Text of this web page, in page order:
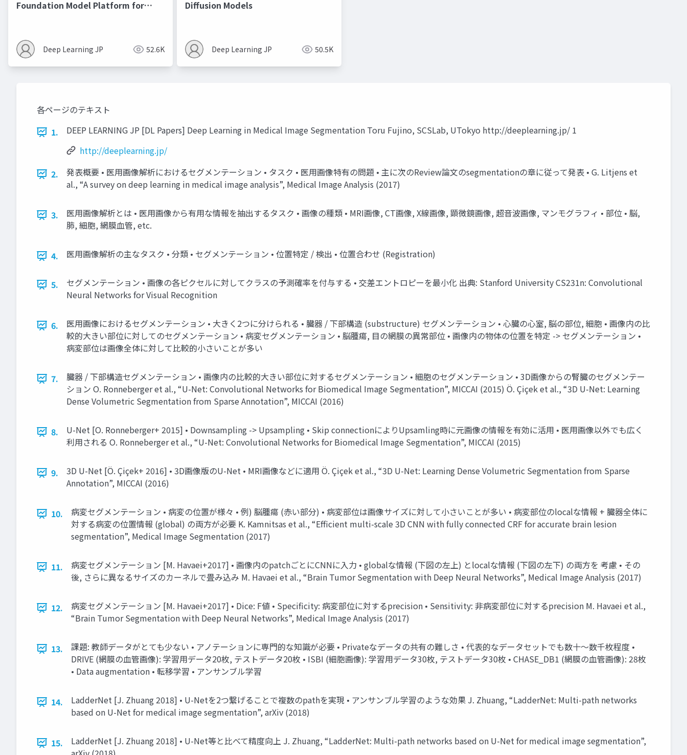
Foundation Model Platform for
Deep Learning JP 52.6K
Diffusion Models
Deep Learning JP 50.5K
各ページのテキスト
1.
DEEP LEARNING JP [DL Papers] Deep Learning in Medical Image Segmentation Toru Fujino, SCSLab, UTokyo http://deeplearning.jp/ 1
http://deeplearning.jp/
2.
発表概要 • 医用画像解析におけるセグメンテーション • タスク • 医用画像特有の問題 • 主に次のReview論文のsegmentationの章に従って発表 • G. Litjens et
al., “A survey on deep learning in medical image analysis”, Medical Image Analysis (2017)
3.
医用画像解析とは • 医用画像から有用な情報を抽出するタスク • 画像の種類 • MRI画像, CT画像, X線画像, 顕微鏡画像, 超音波画像, マンモグラフィ • 部位 • 脳,
肺, 細胞, 網膜血管, etc.
4. 医用画像解析の主なタスク • 分類 • セグメンテーション • 位置特定 / 検出 • 位置合わせ (Registration)
5.
セグメンテーション • 画像の各ピクセルに対してクラスの予測確率を付与する • 交差エントロピーを最小化 出典: Stanford University CS231n: Convolutional
Neural Networks for Visual Recognition
6.
医用画像におけるセグメンテーション • 大きく2つに分けられる • 臓器 / 下部構造 (substructure) セグメンテーション • 心臓の心室, 脳の部位, 細胞 • 画像内の比
較的大きい部位に対してのセグメンテーション • 病変セグメンテーション • 脳腫瘍, 目の網膜の異常部位 • 画像内の物体の位置を特定 -> セグメンテーション •
病変部位は画像全体に対して比較的小さいことが多い
7.
臓器 / 下部構造セグメンテーション • 画像内の比較的大きい部位に対するセグメンテーション • 細胞のセグメンテーション • 3D画像からの腎臓のセグメンテー
ション O. Ronneberger et al., “U-Net: Convolutional Networks for Biomedical Image Segmentation”, MICCAI (2015) Ö. Çiçek et al., “3D U-Net: Learning
Dense Volumetric Segmentation from Sparse Annotation”, MICCAI (2016)
8.
U-Net [O. Ronneberger+ 2015] • Downsampling -> Upsampling • Skip connectionによりUpsamling時に元画像の情報を有効に活用 • 医用画像以外でも広く
利用される O. Ronneberger et al., “U-Net: Convolutional Networks for Biomedical Image Segmentation”, MICCAI (2015)
9.
3D U-Net [Ö. Çiçek+ 2016] • 3D画像版のU-Net • MRI画像などに適用 Ö. Çiçek et al., “3D U-Net: Learning Dense Volumetric Segmentation from Sparse
Annotation”, MICCAI (2016)
10.
病変セグメンテーション • 病変の位置が様々 • 例) 脳腫瘍 (赤い部分) • 病変部位は画像サイズに対して小さいことが多い • 病変部位のlocalな情報 + 臓器全体に
対する病変の位置情報 (global) の両方が必要 K. Kamnitsas et al., “Efficient multi-scale 3D CNN with fully connected CRF for accurate brain lesion
segmentation”, Medical Image Segmentation (2017)
11.
病変セグメンテーション [M. Havaei+2017] • 画像内のpatchごとにCNNに入力 • globalな情報 (下図の左上) とlocalな情報 (下図の左下) の両方を 考慮 • その
後, さらに異なるサイズのカーネルで畳み込み M. Havaei et al., “Brain Tumor Segmentation with Deep Neural Networks”, Medical Image Analysis (2017)
12.
病変セグメンテーション [M. Havaei+2017] • Dice: F値 • Specificity: 病変部位に対するprecision • Sensitivity: 非病変部位に対するprecision M. Havaei et al.,
“Brain Tumor Segmentation with Deep Neural Networks”, Medical Image Analysis (2017)
13.
課題: 教師データがとても少ない • アノテーションに専門的な知識が必要 • Privateなデータの共有の難しさ • 代表的なデータセットでも数十〜数千枚程度 •
DRIVE (網膜の血管画像): 学習用データ20枚, テストデータ20枚 • ISBI (細胞画像): 学習用データ30枚, テストデータ30枚 • CHASE_DB1 (網膜の血管画像): 28枚
• Data augmentation • 転移学習 • アンサンブル学習
14.
LadderNet [J. Zhuang 2018] • U-Netを2つ繋げることで複数のpathを実現 • アンサンブル学習のような効果 J. Zhuang, “LadderNet: Multi-path networks
based on U-Net for medical image segmentation”, arXiv (2018)
15.
LadderNet [J. Zhuang 2018] • U-Net等と比べて精度向上 J. Zhuang, “LadderNet: Multi-path networks based on U-Net for medical image segmentation”,